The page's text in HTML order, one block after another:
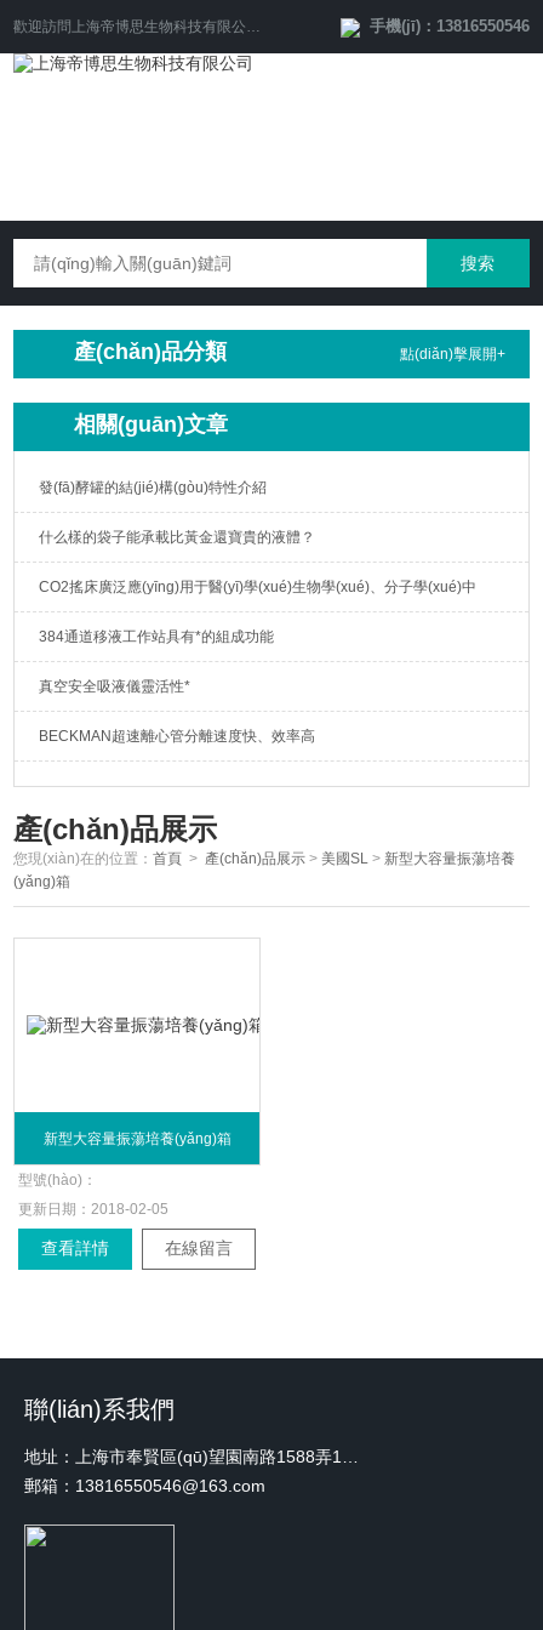
歡迎訪問 上海帝博思生物科技有限公司 網(wǎng)站！ 手機(jī)：13816550546
產(chǎn)品分類 點(diǎn)擊展開+
相關(guān)文章
發(fā)酵罐的結(jié)構(gòu)特性介紹
什么樣的袋子能承載比黃金還寶貴的液體？
CO2搖床廣泛應(yīng)用于醫(yī)學(xué)生物學(xué)、分子學(xué)中
384通道移液工作站具有*的組成功能
真空安全吸液儀靈活性*
BECKMAN超速離心管分離速度快、效率高
產(chǎn)品展示
您現(xiàn)在的位置：首頁 > 產(chǎn)品展示 >美國SL > 新型大容量振蕩培養
(yǎng)箱
新型大容量振蕩培養(yǎng)箱
型號(hào)：
更新日期：2018-02-05
查看詳情 在線留言
聯(lián)系我們
郵箱：13816550546@163.com